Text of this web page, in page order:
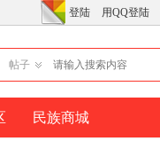
登陆 用QQ登陆
帖子
民族商城